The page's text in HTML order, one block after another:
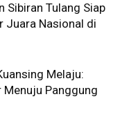
Sibiran Tulang Siap
Juara Nasional di
Melaju:
Panggung